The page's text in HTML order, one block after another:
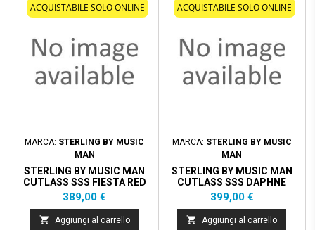
ACQUISTABILE SOLO ONLINE
MARCA: STERLING BY MUSIC
MAN
STERLING BY MUSIC MAN
CUTLASS SSS FIESTA RED
TASTIERA ACERO
Prezzo
389,00 €
 Aggiungi al carrello
ACQUISTABILE SOLO ONLINE
MARCA: STERLING BY MUSIC
MAN
STERLING BY MUSIC MAN
CUTLASS SSS DAPHNE
BLUE
Prezzo
399,00 €
 Aggiungi al carrello